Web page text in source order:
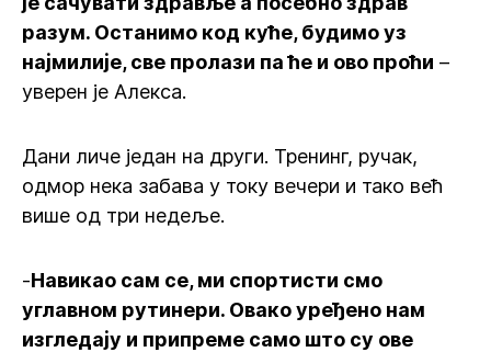
разум. Останимо код куће, будимо уз
најмилије, све пролази па ће и ово проћи –
уверен је Алекса.
Дани личе један на други. Тренинг, ручак,
одмор нека забава у току вечери и тако већ
више од три недеље.
-Навикао сам се, ми спортисти смо
углавном рутинери. Овако уређено нам
изгледају и припреме само што су ове